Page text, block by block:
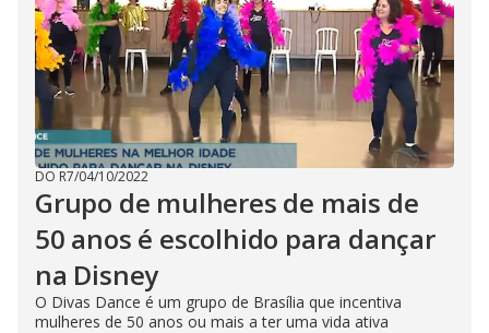
DO R7/04/10/2022
Grupo de mulheres de mais de
50 anos é escolhido para dançar
na Disney
O Divas Dance é um grupo de Brasília que incentiva
mulheres de 50 anos ou mais a ter uma vida ativa